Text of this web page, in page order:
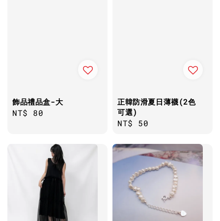
飾品禮品盒-大
Regular
NT$ 80
正韓防滑夏日薄襪(2色
可選)
Regular
NT$ 50